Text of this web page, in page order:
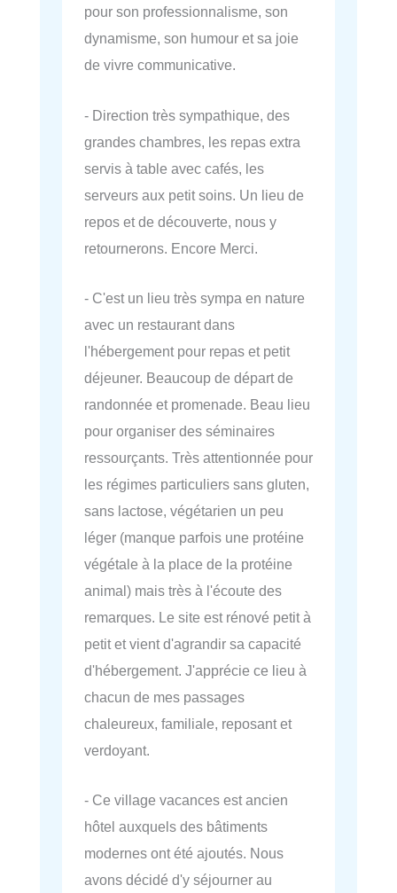
pour son professionnalisme, son
dynamisme, son humour et sa joie
de vivre communicative.
- Direction très sympathique, des
grandes chambres, les repas extra
servis à table avec cafés, les
serveurs aux petit soins. Un lieu de
repos et de découverte, nous y
retournerons. Encore Merci.
- C'est un lieu très sympa en nature
avec un restaurant dans
l'hébergement pour repas et petit
déjeuner. Beaucoup de départ de
randonnée et promenade. Beau lieu
pour organiser des séminaires
ressourçants. Très attentionnée pour
les régimes particuliers sans gluten,
sans lactose, végétarien un peu
léger (manque parfois une protéine
végétale à la place de la protéine
animal) mais très à l'écoute des
remarques. Le site est rénové petit à
petit et vient d'agrandir sa capacité
d'hébergement. J'apprécie ce lieu à
chacun de mes passages
chaleureux, familiale, reposant et
verdoyant.
- Ce village vacances est ancien
hôtel auxquels des bâtiments
modernes ont été ajoutés. Nous
avons décidé d'y séjourner au